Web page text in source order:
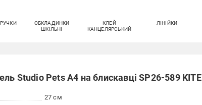
ОБКЛАДИНКИ
ШКІЛЬНІ
КЛЕЙ
КАНЦЕЛЯРСЬКИЙ
ЛІНІЙКИ
Studio Pets A4 на блискавці SP26-589 KITE
27 см